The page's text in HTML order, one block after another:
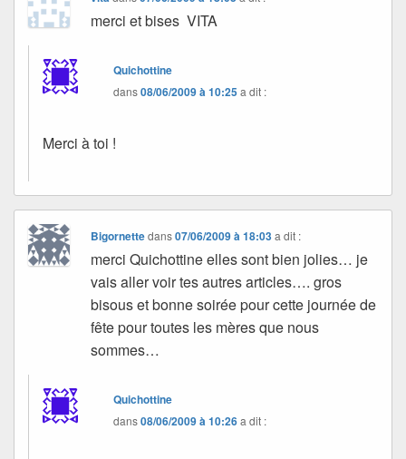
merci et bises VITA
Quichottine
dans08/06/2009 à 10:25a dit :
Merci à toi !
Bigornettedans07/06/2009 à 18:03 a dit :
merci Quichottine elles sont bien jolies… je
vais aller voir tes autres articles…. gros
bisous et bonne soirée pour cette journée de
fête pour toutes les mères que nous
sommes…
Quichottine
dans08/06/2009 à 10:26a dit :